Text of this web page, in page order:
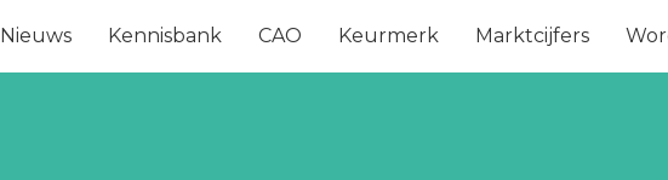
Nieuws Kennisbank CAO Keurmerk Marktcijfers